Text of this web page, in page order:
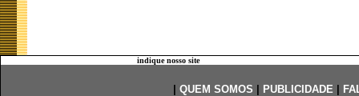
indique nosso site
QUEM SOMOS PUBLICIDADE|